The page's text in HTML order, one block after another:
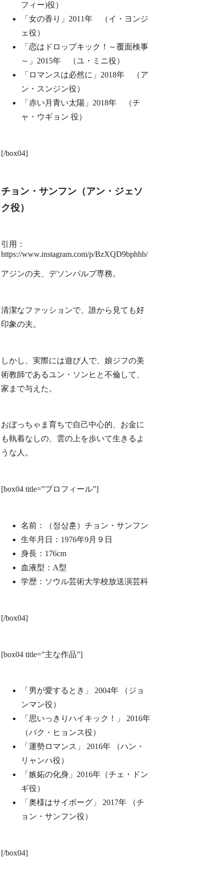
フィー)役）
「女の香り」2011年 （イ・ヨンジ
ェ役）
「恋はドロップキック！～覆面検事
～」2015年 （ユ・ミニ役）
「ロマンスは必然に」2018年 （ア
ン・スンジン役）
「赤い月青い太陽」2018年 （チ
ャ・ウギョン 役）
[/box04]
チョン・サンフン（アン・ジェソ
ク役）
引用：
https://www.instagram.com/p/BzXQD9bphhb/
アジンの夫、デソンパルプ専務。
清潔なファッションで、誰から見ても好
印象の夫。
しかし、実際には遊び人で、娘ジフの美
術教師であるユン・ソンヒと不倫して、
家まで与えた。
おぼっちゃま育ちで自己中心的、お金に
も執着なしの、雲の上を歩いて生きるよ
うな人。
[box04 title=”プロフィール”]
名前：（정상훈）チョン・サンフン
生年月日：1976年9月９日
身長：176cm
血液型：A型
学歴：ソウル芸術大学校放送演芸科
[/box04]
[box04 title=”主な作品”]
「男が愛するとき」 2004年 （ジョ
ンマン役）
「思いっきりハイキック！」 2016年
（パク・ヒョンス役）
「運勢ロマンス」 2016年 （ハン・
リャンハ役）
「嫉妬の化身」2016年（チェ・ドン
ギ役）
「奥様はサイボーグ」 2017年 （チ
ョン・サンフン役）
[/box04]